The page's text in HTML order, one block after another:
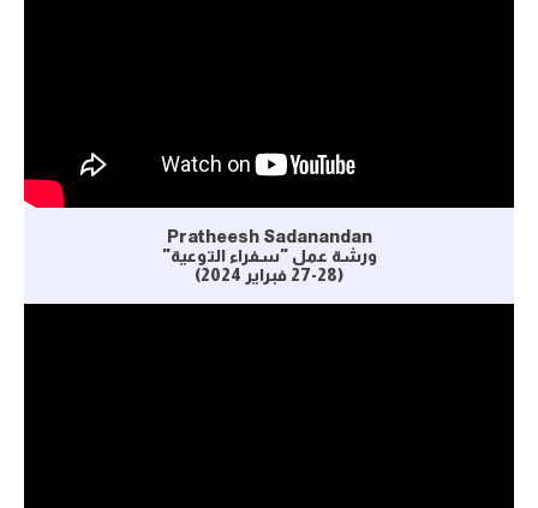
Pratheesh Sadanandan
ورشة عمل "سفراء التوعية"
(27-28 فبراير 2024)